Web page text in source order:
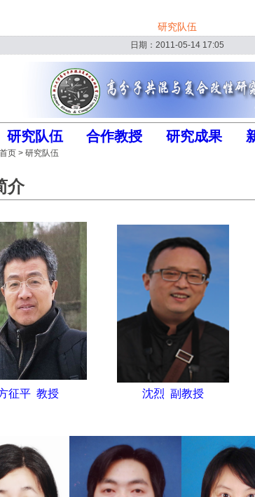
研究队伍
日期：2011-05-14 17:05
研究队伍 合作教授 研究成果
页 > 研究队伍
介
征平 教授 沈烈 副教授